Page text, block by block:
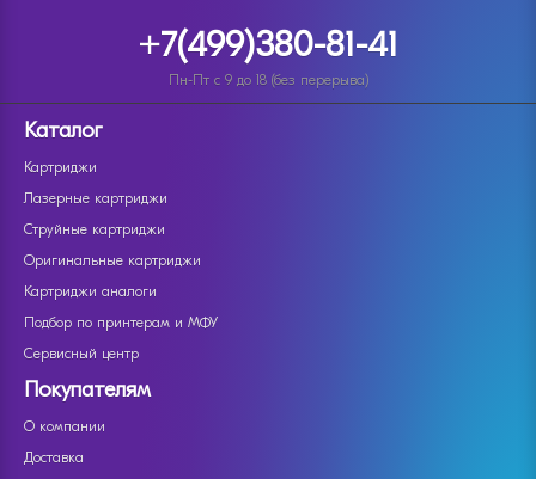
+7(499)380-81-41
Пн-Пт с 9 до 18 (без перерыва)
Каталог
Картриджи
Лазерные картриджи
Струйные картриджи
Оригинальные картриджи
Картриджи аналоги
Подбор по принтерам и МФУ
Сервисный центр
Покупателям
О компании
Доставка